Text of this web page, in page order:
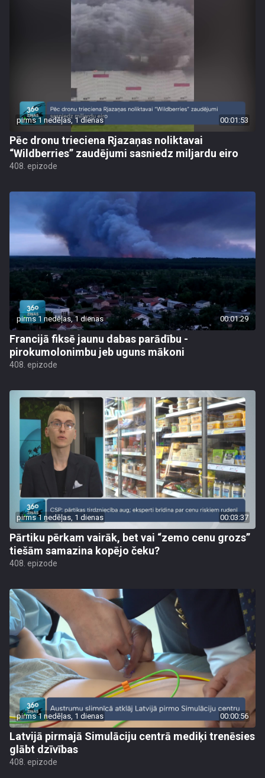
pirms 1 nedēļas, 1 dienas 00:01:53
Pēc dronu trieciena Rjazaņas noliktavai
“Wildberries” zaudējumi sasniedz miljardu eiro
408. epizode
pirms 1 nedēļas, 1 dienas 00:01:29
Francijā fiksē jaunu dabas parādību -
pirokumolonimbu jeb uguns mākoni
408. epizode
pirms 1 nedēļas, 1 dienas 00:03:37
Pārtiku pērkam vairāk, bet vai “zemo cenu grozs”
tiešām samazina kopējo čeku?
408. epizode
pirms 1 nedēļas, 1 dienas 00:00:56
Latvijā pirmajā Simulāciju centrā mediķi trenēsies
glābt dzīvības
408. epizode